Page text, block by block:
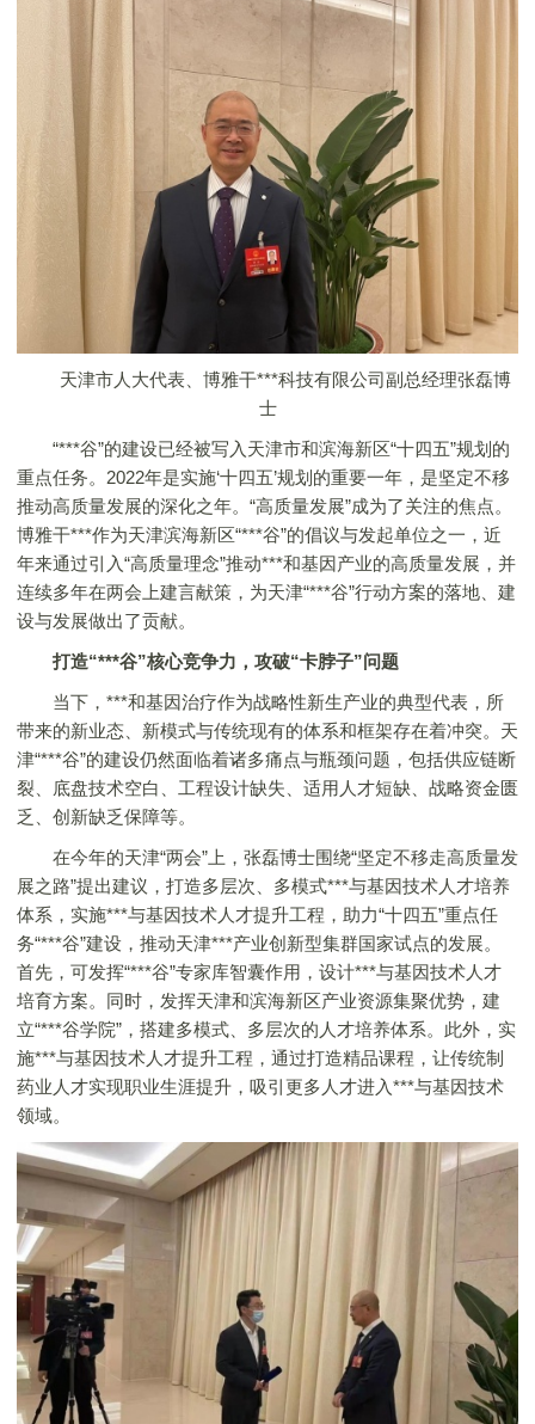
天津市人大代表、博雅干***科技有限公司副总经理张磊博
士
“***谷”的建设已经被写入天津市和滨海新区“十四五”规划的
重点任务。2022年是实施‘十四五’规划的重要一年，是坚定不移
推动高质量发展的深化之年。“高质量发展”成为了关注的焦点。
博雅干***作为天津滨海新区“***谷”的倡议与发起单位之一，近
年来通过引入“高质量理念”推动***和基因产业的高质量发展，并
连续多年在两会上建言献策，为天津“***谷”行动方案的落地、建
设与发展做出了贡献。
打造“***谷”核心竞争力，攻破“卡脖子”问题
当下，***和基因治疗作为战略性新生产业的典型代表，所
带来的新业态、新模式与传统现有的体系和框架存在着冲突。天
津“***谷”的建设仍然面临着诸多痛点与瓶颈问题，包括供应链断
裂、底盘技术空白、工程设计缺失、适用人才短缺、战略资金匮
乏、创新缺乏保障等。
在今年的天津“两会”上，张磊博士围绕“坚定不移走高质量发
展之路”提出建议，打造多层次、多模式***与基因技术人才培养
体系，实施***与基因技术人才提升工程，助力“十四五”重点任
务“***谷”建设，推动天津***产业创新型集群国家试点的发展。
首先，可发挥“***谷”专家库智囊作用，设计***与基因技术人才
培育方案。同时，发挥天津和滨海新区产业资源集聚优势，建
立“***谷学院”，搭建多模式、多层次的人才培养体系。此外，实
施***与基因技术人才提升工程，通过打造精品课程，让传统制
药业人才实现职业生涯提升，吸引更多人才进入***与基因技术
领域。